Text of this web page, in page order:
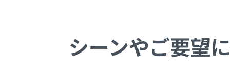
シーンやご要望に